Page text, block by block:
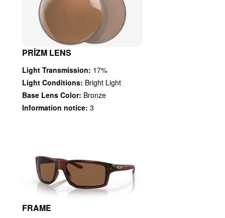
PRIZM LENS
Light Transmission: 17%
Light Conditions: Bright Light
Base Lens Color: Bronze
Information notice: 3
FRAME